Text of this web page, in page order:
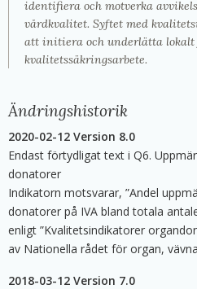
identifiera och motverka
vårdkvalitet. Syftet med
att initiera och underlätta
kvalitetssäkringsarbete.
Ändringshistorik
2020-02-12 Version 8.0
Endast förtydligat text i Q6.
donatorer
Indikatorn motsvarar, ”Andel
donatorer på IVA bland totala
enligt ”Kvalitetsindikatorer
av Nationella rådet för organ,
2018-03-12 Version 7.0